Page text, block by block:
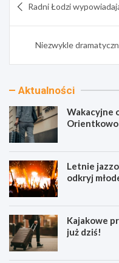
wpisu
Radni Łodzi
Niezwykle
Aktualności
Wakacyjne
Orientkowo
Letnie
odkryj
Kajakowe
już dziś!